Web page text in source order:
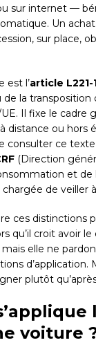
sur internet —
Un
sur place,
est l’article
de la transposition
Il fixe le cadre
distance ou hors
consulter ce texte
(Direction
et de
chargée de veiller
ces distinctions
qu’il croit avoir
mais elle ne
d’application.
plutôt
voiture